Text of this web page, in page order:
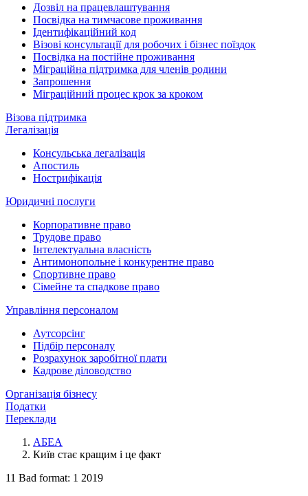
Дозвіл на працевлаштування
Посвідка на тимчасове проживання
Ідентифікаційний код
Візові консультації для робочих і бізнес поїздок
Посвідка на постійне проживання
Міграційна підтримка для членів родини
Запрошення
Міграційний процес крок за кроком
Візова підтримка
Легалізація
Консульська легалізація
Апостиль
Нострифікація
Юридичні послуги
Корпоративне право
Трудове право
Інтелектуальна власність
Антимонопольне і конкурентне право
Спортивне право
Сімейне та спадкове право
Управління персоналом
Аутсорсінг
Підбір персоналу
Розрахунок заробітної плати
Кадрове діловодство
Організація бізнесу
Податки
Переклади
АБЕА
Київ стає кращим і це факт
11 Bad format: 1 2019